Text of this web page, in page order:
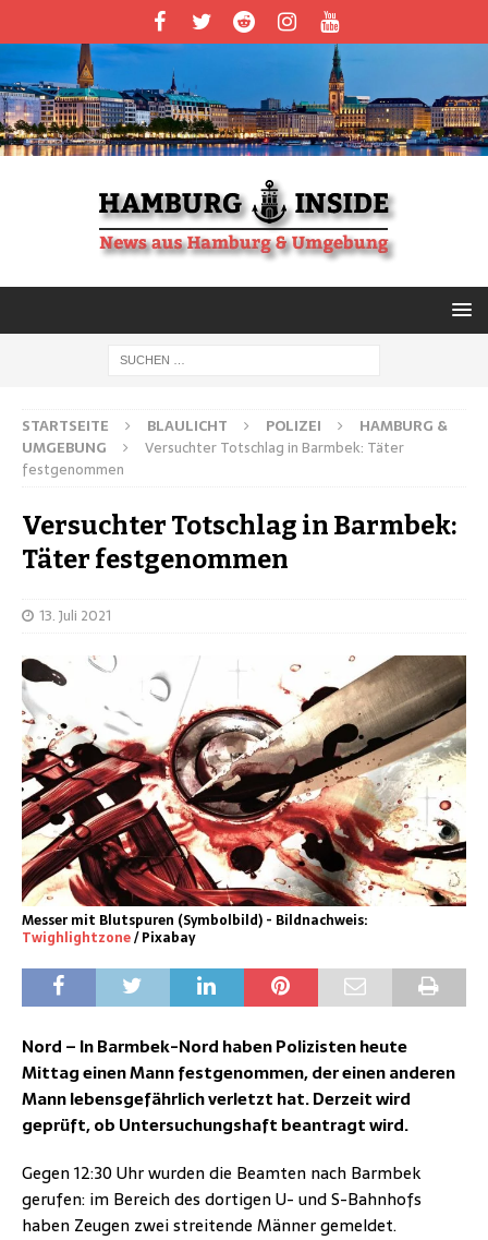
STARTSEITE BLAULICHT POLIZEI
HAMBURG &
UMGEBUNG
Versuchter Totschlag in Barmbek: Täter
festgenommen
Versuchter Totschlag in Barmbek:
Täter festgenommen
13. Juli 2021
Messer mit Blutspuren (Symbolbild) - Bildnachweis:
Twighlightzone/ Pixabay
Nord – In Barmbek-Nord haben Polizisten heute
Mittag einen Mann festgenommen, der einen anderen
Mann lebensgefährlich verletzt hat. Derzeit wird
geprüft, ob Untersuchungshaft beantragt wird.
Gegen 12:30 Uhr wurden die Beamten nach Barmbek
gerufen: im Bereich des dortigen U- und S-Bahnhofs
haben Zeugen zwei streitende Männer gemeldet.